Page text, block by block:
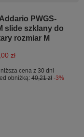
PWGS-
slide szklany do
rozmiar M
zł
cena z 30 dni
obniżką:40,21 zł -3%